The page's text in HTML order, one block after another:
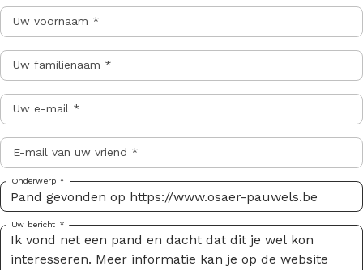
Uw voornaam *
Uw familienaam *
Uw e-mail *
E-mail van uw vriend *
Onderwerp *
Uw bericht *